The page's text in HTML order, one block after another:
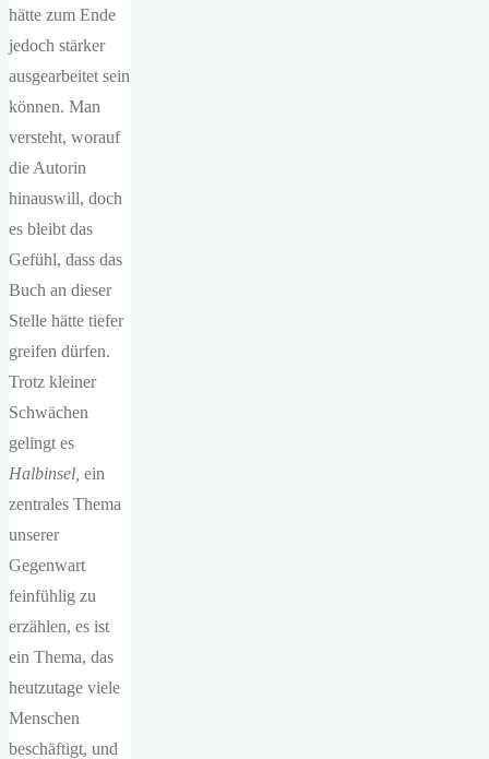
hätte zum Ende
jedoch stärker
ausgearbeitet sein
können. Man
versteht, worauf
die Autorin
hinauswill, doch
es bleibt das
Gefühl, dass das
Buch an dieser
Stelle hätte tiefer
greifen dürfen.
Trotz kleiner
Schwächen
gelingt es
Halbinsel, ein
zentrales Thema
unserer
Gegenwart
feinfühlig zu
erzählen, es ist
ein Thema, das
heutzutage viele
Menschen
beschäftigt, und